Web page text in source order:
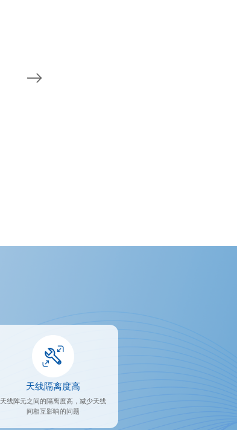
天线隔离度高
天线阵元之间的隔离度高，减少天线
间相互影响的问题